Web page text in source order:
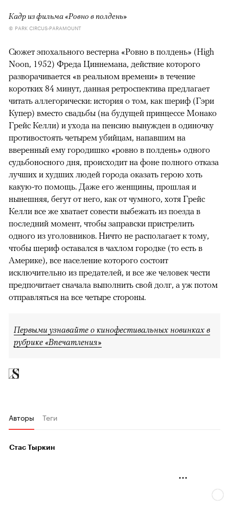
Кадр из фильма «Ровно в полдень»
© PARK CIRCUS-PARAMOUNT
Сюжет эпохального вестерна «Ровно в полдень» (High
Noon, 1952) Фреда Циннемана, действие которого
разворачивается «в реальном времени» в течение
коротких 84 минут, данная ретроспектива предлагает
читать аллегорически: история о том, как шериф (Гэри
Купер) вместо свадьбы (на будущей принцессе Монако
Грейс Келли) и ухода на пенсию вынужден в одиночку
противостоять четырем убийцам, напавшим на
вверенный ему городишко «ровно в полдень» одного
судьбоносного дня, происходит на фоне полного отказа
лучших и худших людей города оказать герою хоть
какую-то помощь. Даже его женщины, прошлая и
нынешняя, бегут от него, как от чумного, хотя Грейс
Келли все же хватает совести выбежать из поезда в
последний момент, чтобы заправски пристрелить
одного из уголовников. Ничто не располагает к тому,
чтобы шериф оставался в чахлом городке (то есть в
Америке), все население которого состоит
исключительно из предателей, и все же человек чести
предпочитает сначала выполнить свой долг, а уж потом
отправляться на все четыре стороны.
Первыми узнавайте о кинофестивальных новинках в
рубрике «Впечатления»
Авторы Теги
Стас Тыркин